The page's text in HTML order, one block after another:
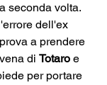
seconda volta.
dell'ex
prova a prendere
di Totaro e
per portare